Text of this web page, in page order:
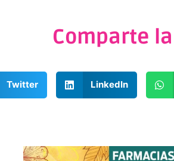
Comparte
Twitter LinkedIn